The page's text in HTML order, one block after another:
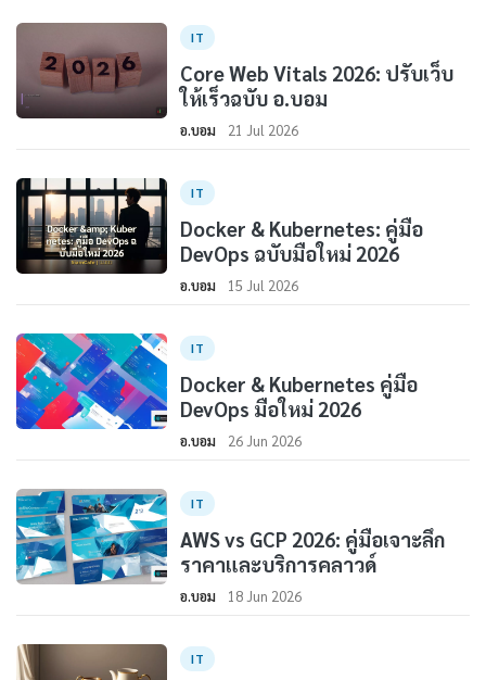
IT
Core Web Vitals 2026: ปรับเว็บ
ให้เร็วฉบับ อ.บอม
อ.บอม 21 Jul 2026
IT
Docker & Kubernetes: คู่มือ
DevOps ฉบับมือใหม่ 2026
อ.บอม 15 Jul 2026
IT
Docker & Kubernetes คู่มือ
DevOps มือใหม่ 2026
อ.บอม 26 Jun 2026
IT
AWS vs GCP 2026: คู่มือเจาะลึก
ราคาและบริการคลาวด์
อ.บอม 18 Jun 2026
IT